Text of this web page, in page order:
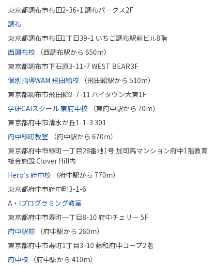
東京都調布市布田2-36-1 調布パークス2F
調布
東京都調布市布田1丁目39-1 いちご調布駅前ビル8階
西調布校
（西調布駅から 650m）
東京都調布市下石原3-11-7 WEST BEAR3F
個別指導WAM 飛田給校
（飛田給駅から 510m）
東京都調布市飛田給2-7-11 ハイタウン大東1F
学研CAIスクール 東府中校
（東府中駅から 70m）
東京都府中市清水が丘1-1-3 301
府中緑町教室
（府中駅から 670m）
東京都府中市緑町一丁目28番地1号 加司馬マンション府中1階教育
複合施設 Clover Hill内
Hero’s 府中校
（府中駅から 770m）
東京都府中市府中町3-1-6
A・Iプログラミング教室
東京都府中市寿町一丁目8-10 府中チェリー 5F
府中駅前
（府中駅から 260m）
東京都府中市寿町1丁目3-10 藤和府中コープ2階
府中校
（府中駅から 410m）